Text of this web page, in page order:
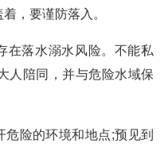
，要谨防落入。
在落水溺水风险。不能私
人陪同，并与危险水域保
险的环境和地点;预见到